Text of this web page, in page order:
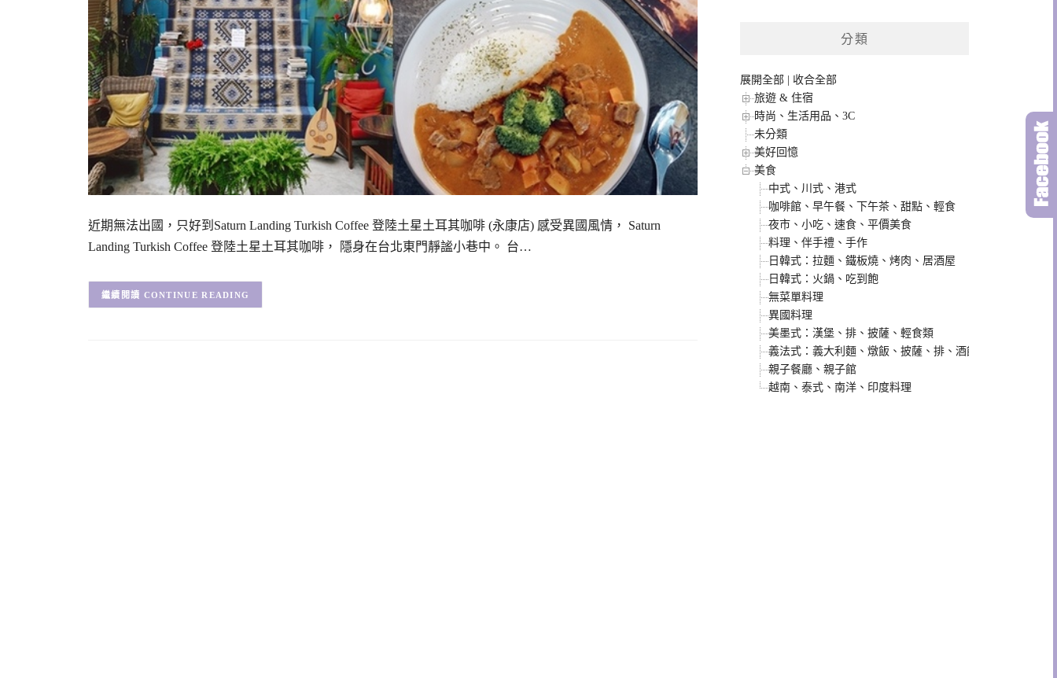
近期無法出國，只好到Saturn Landing Turkish Coffee 登陸土星土耳其咖啡 (永康店) 感受異國風情， Saturn
Landing Turkish Coffee 登陸土星土耳其咖啡， 隱身在台北東門靜謐小巷中。 台…
CONTINUE READING
分類
展開全部
收合全部
旅遊 & 住宿
時尚、生活用品、3C
未分類
美好回憶
美食
中式、川式、港式
咖啡館、早午餐、下午茶、甜點、輕食
夜市、小吃、速食、平價美食
料理、伴手禮、手作
日韓式：拉麵、鐵板燒、烤肉、居酒屋
日韓式：火鍋、吃到飽
無菜單料理
異國料理
美墨式：漢堡、排、披薩、輕食類
義法式：義大利麵、燉飯、披薩、排、酒館類
親子餐廳、親子館
越南、泰式、南洋、印度料理